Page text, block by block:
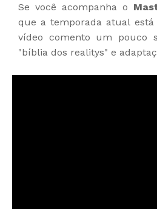
Se você acompanha o
que a temporada atual está
vídeo comento um pouco
"bíblia dos realitys" e